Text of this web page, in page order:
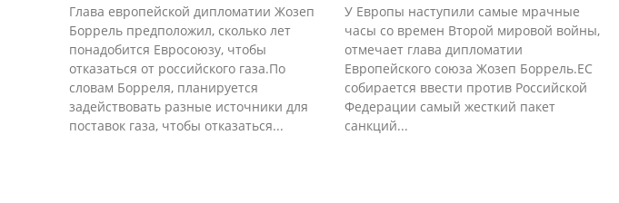
Глава европейской дипломатии Жозеп
Боррель предположил, сколько лет
понадобится Евросоюзу, чтобы
отказаться от российского газа.По
словам Борреля, планируется
задействовать разные источники для
поставок газа, чтобы отказаться...
У Европы наступили самые мрачные
часы со времен Второй мировой войны,
отмечает глава дипломатии
Европейского союза Жозеп Боррель.ЕС
собирается ввести против Российской
Федерации самый жесткий пакет
санкций...